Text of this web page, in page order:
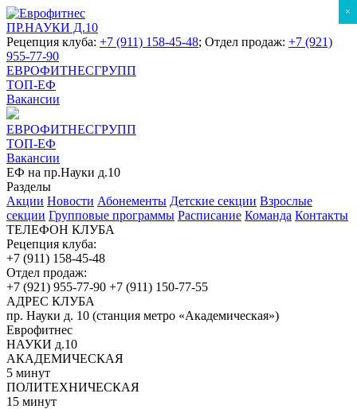
ПР.НАУКИ Д.10
Рецепция клуба: +7 (911) 158-45-48; Отдел продаж: +7 (921)
955-77-90
ЕВРОФИТНЕСГРУПП
ТОП-ЕФ
Вакансии
ЕВРОФИТНЕСГРУПП
ТОП-ЕФ
Вакансии
ЕФ на пр.Науки д.10
Разделы
Акции Новости Абонементы Детские секции Взрослые
секции Групповые программы Расписание Команда Контакты
ТЕЛЕФОН КЛУБА
Рецепция клуба:
+7 (911) 158-45-48
Отдел продаж:
+7 (921) 955-77-90 +7 (911) 150-77-55
АДРЕС КЛУБА
пр. Науки д. 10 (станция метро «Академическая»)
Еврофитнес
НАУКИ д.10
АКАДЕМИЧЕСКАЯ
5 минут
ПОЛИТЕХНИЧЕСКАЯ
15 минут
×